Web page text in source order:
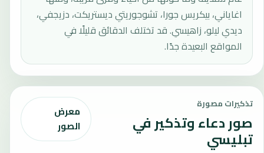
اغاياني، بيكريس جورا، تشوجوريتي ديستريكت، دزيجفي،
ديدي ليلو، زاهيسي. قد تختلف الدقائق قليلًا في
المواقع البعيدة جدًا.
تذكيرات مصورة
صور دعاء وتذكير في
تبليسي
معرض
الصور